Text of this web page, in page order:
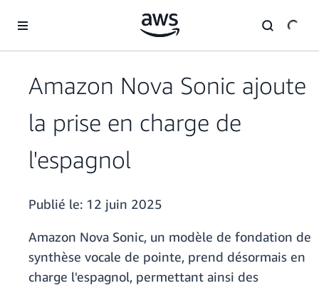
Amazon Nova Sonic ajoute
la prise en charge de
l'espagnol
Publié le: 12 juin 2025
Amazon Nova Sonic, un modèle de fondation de
synthèse vocale de pointe, prend désormais en
charge l'espagnol, permettant ainsi des